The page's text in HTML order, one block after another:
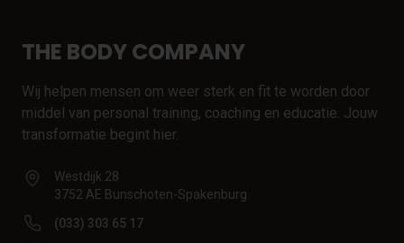
THE BODY COMPANY
Wij helpen mensen om weer sterk en fit te worden door
middel van personal training, coaching en educatie. Jouw
transformatie begint hier.
Westdijk 28
3752 AE Bunschoten-Spakenburg
(033) 303 65 17